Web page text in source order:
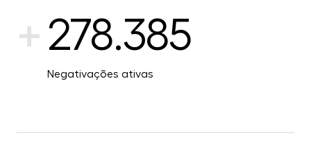
+ 278.385
Negativações ativas